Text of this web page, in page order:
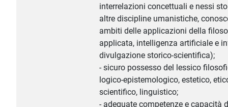
interrelazioni concettuali e nessi
altre discipline umanistiche,
ambiti delle applicazioni della
applicata, intelligenza artificiale e
divulgazione storico-scientifica);
- sicuro possesso del lessico
logico-epistemologico, estetico,
scientifico, linguistico;
- adeguate competenze e capacità